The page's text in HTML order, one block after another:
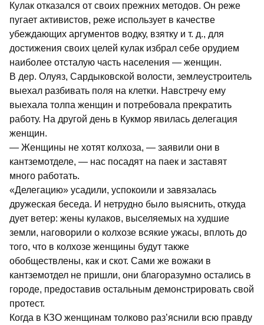
Кулак отказался от своих прежних методов. Он реже
пугает активистов, реже использует в качестве
убеждающих аргументов водку, взятку и т. д., для
достижения своих целей кулак избрал себе орудием
наиболее отсталую часть населения — женщин.
В дер. Олуяз, Сардыковской волости, землеустроитель
выехал разбивать поля на клетки. Навстречу ему
выехала толпа женщин и потребовала прекратить
работу. На другой день в Кукмор явилась делегация
женщин.
— Женщины не хотят колхоза, — заявили они в
кантземотделе, — нас посадят на паек и заставят
много работать.
«Делегацию» усадили, успокоили и завязалась
дружеская беседа. И нетрудно было выяснить, откуда
дует ветер: жены кулаков, выселяемых на худшие
земли, наговорили о колхозе всякие ужасы, вплоть до
того, что в колхозе женщины будут также
обобществлены, как и скот. Сами же вожаки в
кантземотдел не пришли, они благоразумно остались в
городе, предоставив остальным демонстрировать свой
протест.
Когда в КЗО женщинам толково раз’яснили всю правду